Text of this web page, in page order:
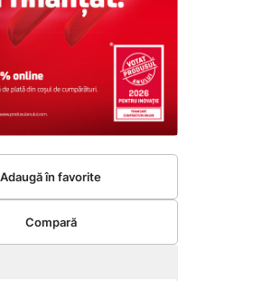
Adaugă în favorite
Compară